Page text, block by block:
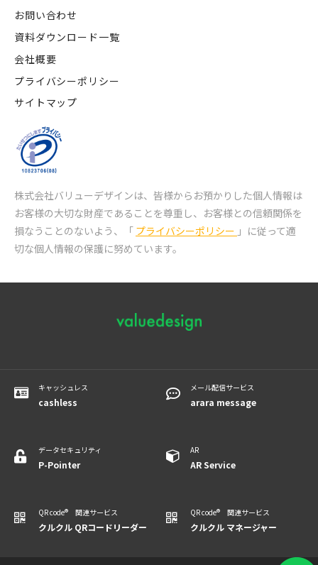
お問い合わせ
資料ダウンロード一覧
会社概要
プライバシーポリシー
サイトマップ
株式会社バリューデザインは、皆様からお預かりした個人情報は
お客様の大切な財産であることを尊重し、 お客様との信頼関係を
損なうことのないよう、「 プライバシーポリシー 」に従って適
切な個人情報の保護に努めています。
キャッシュレス
cashless
メール配信サービス
arara message
データセキュリティ
P-Pointer
AR
​​​​​​AR Service
QR code® 関連サービス
クルクル QRコードリーダー
QR code® 関連サービス
クルクル マネージャー